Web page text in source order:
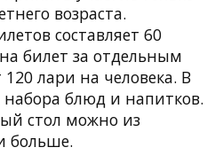
возраста.
составляет 60
билет за отдельным
лари на человека. В
набора блюд и напитков.
стол можно из
больше.